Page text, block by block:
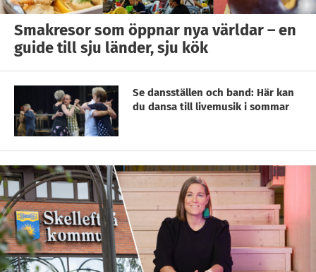
Smakresor som öppnar nya världar – en
guide till sju länder, sju kök
Se dansställen och band: Här kan
du dansa till livemusik i sommar